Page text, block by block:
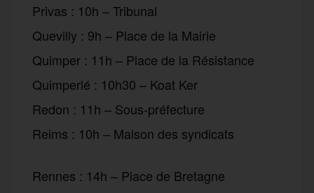
Privas : 10h – Tribunal
Quevilly : 9h – Place de la Mairie
Quimper : 11h – Place de la Résistance
Quimperlé : 10h30 – Koat Ker
Redon : 11h – Sous-préfecture
Reims : 10h – Maison des syndicats
Rennes : 14h – Place de Bretagne